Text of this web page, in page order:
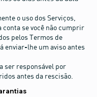
o uso dos Serviços,
conta se você não cumprir
pelos Termos de
enviar-lhe um aviso antes
ser responsável por
antes da rescisão.